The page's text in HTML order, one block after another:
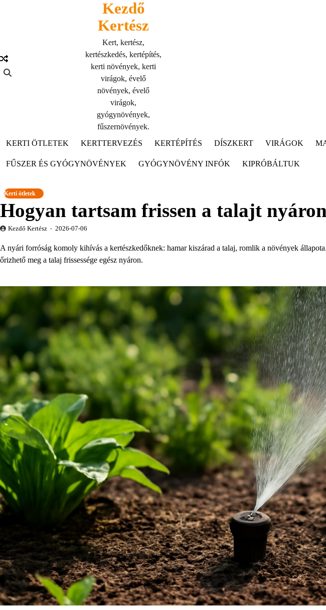
Kezdő
Kertész
Kert, kertész,
kertészkedés, kertépítés,
kerti növények, kerti
virágok, évelő
növények, évelő
virágok,
gyógynövények,
fűszernövények.
KERTI ÖTLETEK
KERTTERVEZÉS KERTÉPÍTÉS DÍSZKERT VIRÁGOK
FŰSZER ÉS GYÓGYNÖVÉNYEK GYÓGYNÖVÉNY INFÓK KIPRÓBÁLTUK
Kerti ötletek
Hogyan tartsam frissen a talajt
Kezdő Kertész 2026-07-06
A nyári forróság komoly kihívás a kertészkedőknek: hamar kiszárad a talaj, romlik a növények
őrizhető meg a talaj frissessége egész nyáron.